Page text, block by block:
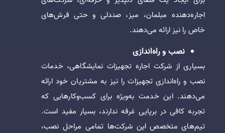
اجاره‌دهنده مبلمان، میز، صندلی و حتی فرش‌های
خاص را نیز ارائه می‌دهند.
نصب و راه‌اندازی
بسیاری از شرکت اجاره تجهیزات نمایشگاهی، خدمات
نصب و راه‌اندازی تجهیزات را نیز به مشتریان خود ارائه
می‌دهند. این خدمت به‌ویژه برای کسب‌وکارهایی که
تجربه کافی در برپایی غرفه ندارند، بسیار مفید است.
تیم‌های متخصص این شرکت‌ها تمامی مراحل نصب،